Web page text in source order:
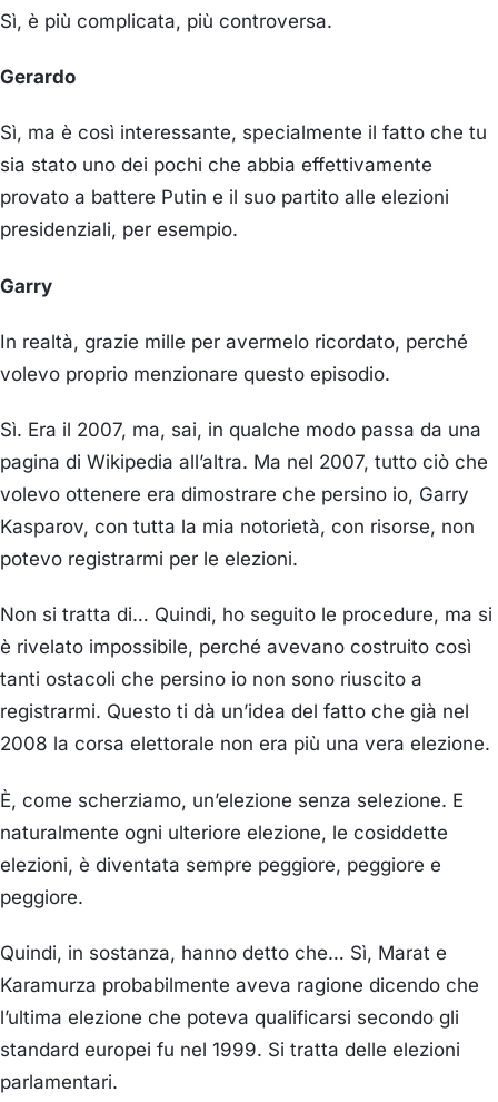
Sì, è più complicata, più controversa.
Gerardo
Sì, ma è così interessante, specialmente il fatto che tu
sia stato uno dei pochi che abbia effettivamente
provato a battere Putin e il suo partito alle elezioni
presidenziali, per esempio.
Garry
In realtà, grazie mille per avermelo ricordato, perché
volevo proprio menzionare questo episodio.
Sì. Era il 2007, ma, sai, in qualche modo passa da una
pagina di Wikipedia all’altra. Ma nel 2007, tutto ciò che
volevo ottenere era dimostrare che persino io, Garry
Kasparov, con tutta la mia notorietà, con risorse, non
potevo registrarmi per le elezioni.
Non si tratta di… Quindi, ho seguito le procedure, ma si
è rivelato impossibile, perché avevano costruito così
tanti ostacoli che persino io non sono riuscito a
registrarmi. Questo ti dà un’idea del fatto che già nel
2008 la corsa elettorale non era più una vera elezione.
È, come scherziamo, un’elezione senza selezione. E
naturalmente ogni ulteriore elezione, le cosiddette
elezioni, è diventata sempre peggiore, peggiore e
peggiore.
Quindi, in sostanza, hanno detto che… Sì, Marat e
Karamurza probabilmente aveva ragione dicendo che
l’ultima elezione che poteva qualificarsi secondo gli
standard europei fu nel 1999. Si tratta delle elezioni
parlamentari.